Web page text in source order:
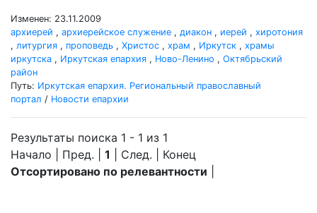
Изменен: 23.11.2009
архиерей , архиерейское служение , диакон , иерей , хиротония
, литургия , проповедь , Христос , храм , Иркутск , храмы
иркутска , Иркутская епархия , Ново-Ленино , Октябрьский
район
Путь: Иркутская епархия. Региональный православный
портал / Новости епархии
Результаты поиска 1 - 1 из 1
Начало | Пред. | 1 | След. | Конец
Отсортировано по релевантности